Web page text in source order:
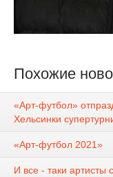
Похожие
«Арт-футбол»
Хельсинки
«Арт-футбол 2021»
И все - таки артисты